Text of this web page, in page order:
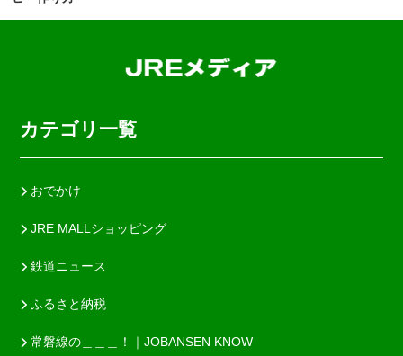
カテゴリ一覧
おでかけ
JRE MALLショッピング
鉄道ニュース
ふるさと納税
常磐線の＿＿＿！｜JOBANSEN KNOW